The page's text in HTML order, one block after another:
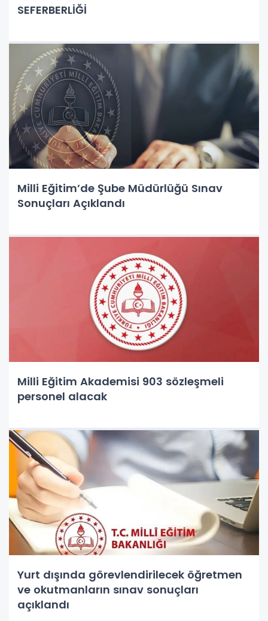
SEFERBERLİĞİ
Milli Eğitim’de Şube Müdürlüğü Sınav
Sonuçları Açıklandı
Milli Eğitim Akademisi 903 sözleşmeli
personel alacak
Yurt dışında görevlendirilecek öğretmen
ve okutmanların sınav sonuçları
açıklandı